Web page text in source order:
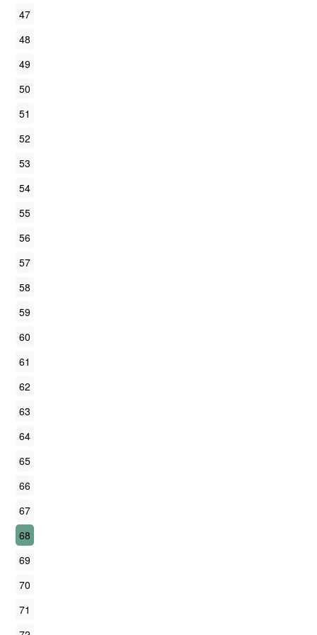
47
48
49
50
51
52
53
54
55
56
57
58
59
60
61
62
63
64
65
66
67
68
69
70
71